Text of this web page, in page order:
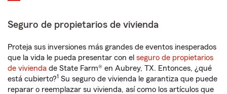
Seguro de propietarios de vivienda
Proteja sus inversiones más grandes de eventos inesperados
que la vida le pueda presentar con el seguro de propietarios
de vivienda de State Farm® en Aubrey, TX. Entonces, ¿qué
está cubierto?1 Su seguro de vivienda le garantiza que puede
reparar o reemplazar su vivienda, así como los artículos que